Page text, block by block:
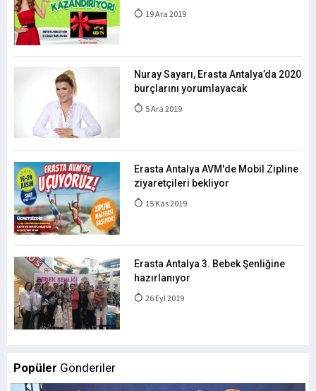
19 Ara 2019
Nuray Sayarı, Erasta Antalya’da 2020
burçlarını yorumlayacak
5 Ara 2019
Erasta Antalya AVM'de Mobil Zipline
ziyaretçileri bekliyor
15 Kas 2019
Erasta Antalya 3. Bebek Şenliğine
hazırlanıyor
26 Eyl 2019
Popüler Gönderiler